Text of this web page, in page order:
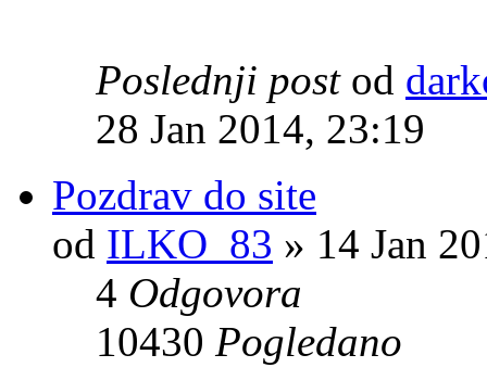
Poslednji post od
28 Jan 2014, 23:19
Pozdrav do site
od ILKO_83 » 14 Jan
4 Odgovora
10430 Pogledano